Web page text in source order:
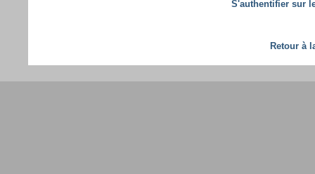
S'authentifier sur
Retour à